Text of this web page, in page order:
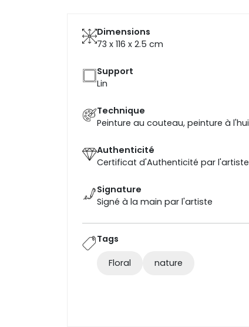
Dimensions
73 x 116 x 2.5 cm
Support
Lin
Technique
Peinture au couteau, peinture à
Authenticité
Certificat d'Authenticité par l'artiste
Signature
Signé à la main par l'artiste
Tags
Floral nature